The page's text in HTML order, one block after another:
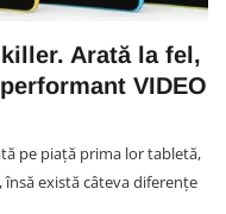
Arată la fel,
VIDEO
pe piață prima lor tabletă,
însă există câteva diferențe